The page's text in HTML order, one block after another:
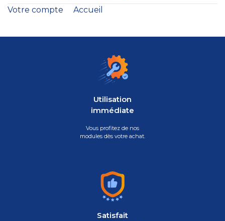
Votre compte
Accueil
Utilisation
immédiate
Vous profitez de nos
modules dès votre achat.
Satisfait